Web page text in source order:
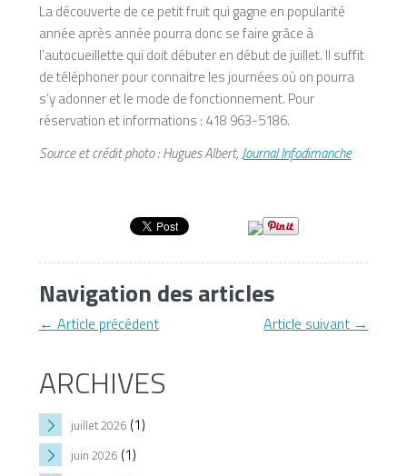
La découverte de ce petit fruit qui gagne en popularité
année après année pourra donc se faire grâce à
l’autocueillette qui doit débuter en début de juillet. Il suffit
de téléphoner pour connaitre les journées où on pourra
s’y adonner et le mode de fonctionnement. Pour
réservation et informations : 418 963-5186.
Source et crédit photo : Hugues Albert,Journal Infodimanche
Navigation des articles
← Article précédent Article suivant →
ARCHIVES
juillet 2026(1)
juin 2026(1)